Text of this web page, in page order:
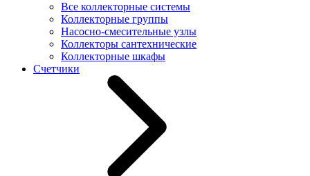
Все коллекторные системы
Коллекторные группы
Насосно-смесительные узлы
Коллекторы сантехнические
Коллекторные шкафы
Счетчики